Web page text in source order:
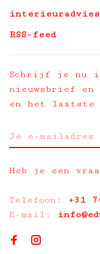
interieuradvies
RSS-feed
Schrijf je nu in
nieuwsbrief en
en het laatste
Heb je een
Telefoon: +31
E-mail: